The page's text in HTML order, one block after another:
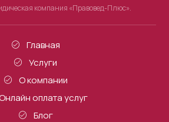
компания «Правовед-Плюс».
Главная
Услуги
О компании
оплата услуг
Блог